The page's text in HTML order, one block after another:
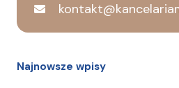
Najnowsze wpisy